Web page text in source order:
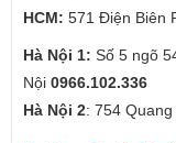
HCM: 571 Điện Biên
Hà Nội 1: Số 5 ngõ
Nội 0966.102.336
Hà Nội 2: 754